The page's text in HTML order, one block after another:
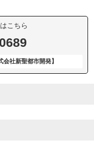
こちら
社新聖都市開発】